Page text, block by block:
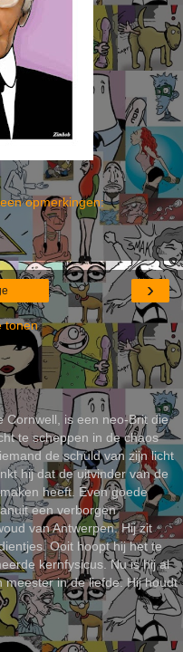
opmerkingen:
›
tonen
Cornwell, is een neo-Brit die
te scheppen in de chaos
de schuld van zijn licht
hij dat de uitvinder van de
heeft. Even goede
een verborgen
van Antwerpen. Hij zit
Ooit hoopt hij het te
kernfysicus. Nu is hij al
in de liefde. Hij houdt